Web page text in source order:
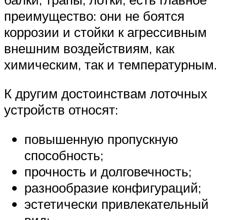
преимущество: они не боятся
коррозии и стойки к агрессивным
внешним воздействиям, как
химическим, так и температурным.
К другим достоинствам лоточных
устройств относят:
повышенную пропускную
способность;
прочность и долговечность;
разнообразие конфигураций;
эстетически привлекательный